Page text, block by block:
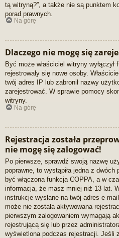
tą witryną?”, a także nie są punktem
porad prawnych.
Na górę
Dlaczego nie mogę się
Być może właściciel witryny
rejestrowały się nowe osoby.
twój adres IP lub zabronił nazwy
zarejestrować. W sprawie pomocy
witryny.
Na górę
Rejestracja została
nie mogę się zalogować!
Po pierwsze, sprawdź swoją nazwę
poprawne, to wystąpiła jedna z
być włączona funkcja COPPA, a w
informacja, że masz mniej niż 13 lat.
instrukcje wysłane na twój adres e-
może nie została aktywowana
pierwszym zalogowaniem wymagają
rejestrującą się lub przez
wyświetlona podczas rejestracji. Jeśli